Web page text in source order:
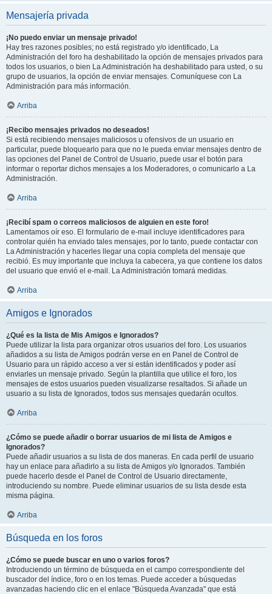
Mensajería privada
¡No puedo enviar un mensaje privado!
Hay tres razones posibles; no está registrado y/o identificado, La
Administración del foro ha deshabilitado la opción de mensajes privados para
todos los usuarios, o bien La Administración ha deshabilitado para usted, o su
grupo de usuarios, la opción de enviar mensajes. Comuníquese con La
Administración para más información.
Arriba
¡Recibo mensajes privados no deseados!
Si está recibiendo mensajes maliciosos u ofensivos de un usuario en
particular, puede bloquearlo para que no le pueda enviar mensajes dentro de
las opciones del Panel de Control de Usuario, puede usar el botón para
informar o reportar dichos mensajes a los Moderadores, o comunicarlo a La
Administración.
Arriba
¡Recibí spam o correos maliciosos de alguien en este foro!
Lamentamos oír eso. El formulario de e-mail incluye identificadores para
controlar quién ha enviado tales mensajes, por lo tanto, puede contactar con
La Administración y hacerles llegar una copia completa del mensaje que
recibió. Es muy importante que incluya la cabecera, ya que contiene los datos
del usuario que envió el e-mail. La Administración tomará medidas.
Arriba
Amigos e Ignorados
¿Qué es la lista de Mis Amigos e Ignorados?
Puede utilizar la lista para organizar otros usuarios del foro. Los usuarios
añadidos a su lista de Amigos podrán verse en en Panel de Control de
Usuario para un rápido acceso a ver si están identificados y poder así
enviarles un mensaje privado. Según la plantilla que utilice el foro, los
mensajes de estos usuarios pueden visualizarse resaltados. Si añade un
usuario a su lista de Ignorados, todos sus mensajes quedarán ocultos.
Arriba
¿Cómo se puede añadir o borrar usuarios de mi lista de Amigos e
Ignorados?
Puede añadir usuarios a su lista de dos maneras. En cada perfil de usuario
hay un enlace para añadirlo a su lista de Amigos y/o Ignorados. También
puede hacerlo desde el Panel de Control de Usuario directamente,
introduciendo su nombre. Puede eliminar usuarios de su lista desde esta
misma página.
Arriba
Búsqueda en los foros
¿Cómo se puede buscar en uno o varios foros?
Introduciendo un término de búsqueda en el campo correspondiente del
buscador del índice, foro o en los temas. Puede acceder a búsquedas
avanzadas haciendo clic en el enlace "Búsqueda Avanzada" que está